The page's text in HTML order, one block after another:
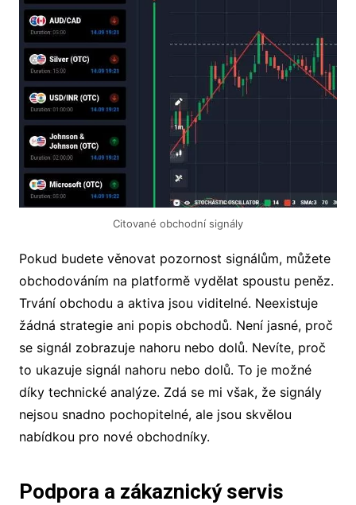
Citované obchodní signály
Pokud budete věnovat pozornost signálům, můžete
obchodováním na platformě vydělat spoustu peněz.
Trvání obchodu a aktiva jsou viditelné. Neexistuje
žádná strategie ani popis obchodů. Není jasné, proč
se signál zobrazuje nahoru nebo dolů. Nevíte, proč
to ukazuje signál nahoru nebo dolů. To je možné
díky technické analýze. Zdá se mi však, že signály
nejsou snadno pochopitelné, ale jsou skvělou
nabídkou pro nové obchodníky.
Podpora a zákaznický servis